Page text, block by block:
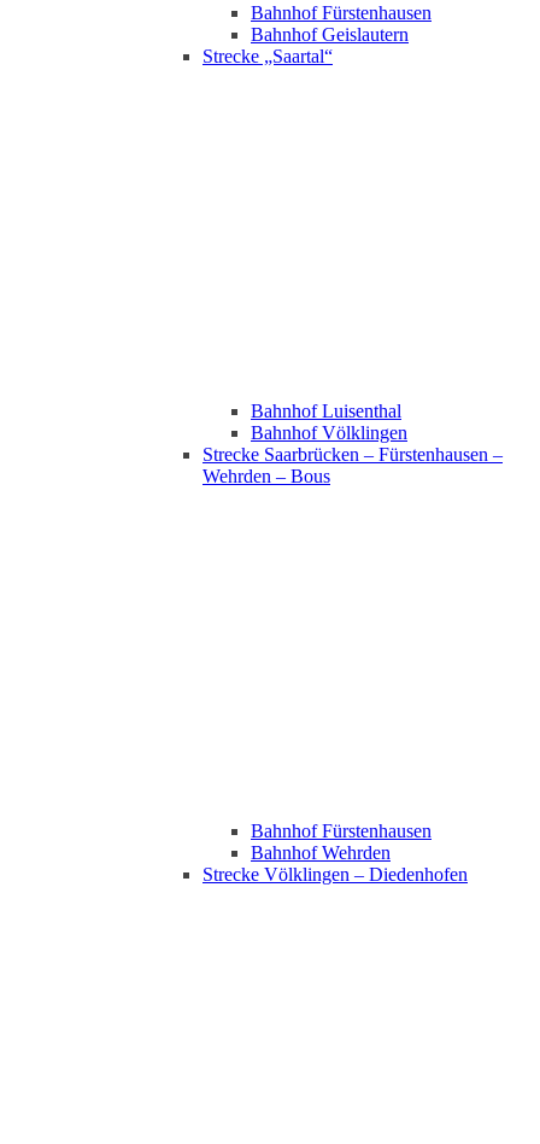
Bahnhof Fürstenhausen
Bahnhof Geislautern
Strecke „Saartal“
Bahnhof Luisenthal
Bahnhof Völklingen
Strecke Saarbrücken – Fürstenhausen –
Wehrden – Bous
Bahnhof Fürstenhausen
Bahnhof Wehrden
Strecke Völklingen – Diedenhofen